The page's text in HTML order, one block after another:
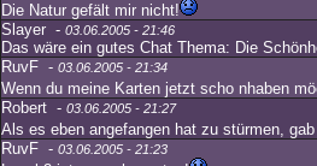
Die Natur gefält mir nicht!
Slayer - 03.06.2005 - 21:46
Das wäre ein gutes Chat Thema: Die
RuvF - 03.06.2005 - 21:34
Wenn du meine Karten jetzt scho nhaben
Robert - 03.06.2005 - 21:27
Als es eben angefangen hat zu stürmen,
RuvF - 03.06.2005 - 21:23